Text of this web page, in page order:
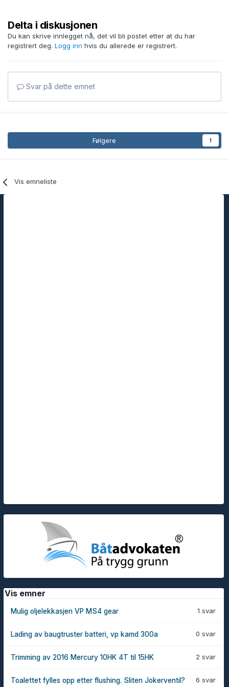
Delta i diskusjonen
Du kan skrive innlegget nå, det vil bli postet etter at du har
registrert deg. Logg inn hvis du allerede er registrert.
Svar på dette emnet
Følgere 1
Vis emneliste
Vis emner
1 svar
Mulig oljelekkasjen VP MS4 gear
0 svar
Lading av baugtruster batteri, vp kamd 300a
2 svar
Trimming av 2016 Mercury 10HK 4T til 15HK
6 svar
Toalettet fylles opp etter flushing. Sliten Jokerventil?